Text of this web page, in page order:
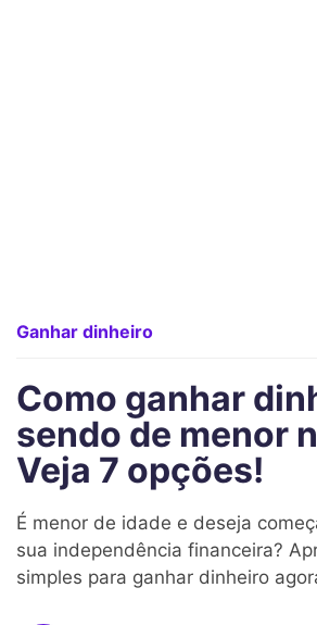
Ganhar dinheiro
Como ganhar
sendo de menor
Veja 7 opções!
É menor de idade e deseja
sua independência financeira?
simples para ganhar dinheiro